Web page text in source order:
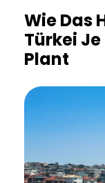
Wie Das
Türkei
Plant